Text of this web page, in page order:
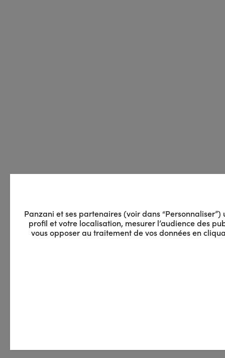
Panzani et ses partenaires (voir dans
profil et votre localisation, mesurer l’audience des
vous opposer au traitement de vos données en